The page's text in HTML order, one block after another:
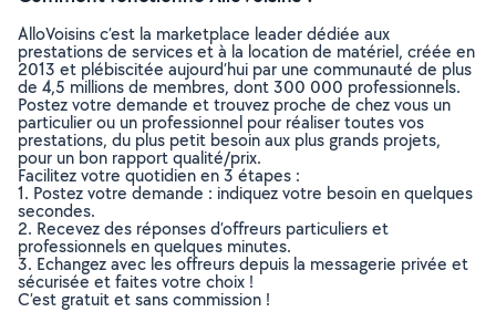
AlloVoisins c’est la marketplace leader dédiée aux
prestations de services et à la location de matériel, créée en
2013 et plébiscitée aujourd’hui par une communauté de plus
de 4,5 millions de membres, dont 300 000 professionnels.
Postez votre demande et trouvez proche de chez vous un
particulier ou un professionnel pour réaliser toutes vos
prestations, du plus petit besoin aux plus grands projets,
pour un bon rapport qualité/prix.
Facilitez votre quotidien en 3 étapes :
1. Postez votre demande : indiquez votre besoin en quelques
secondes.
2. Recevez des réponses d’offreurs particuliers et
professionnels en quelques minutes.
3. Echangez avec les offreurs depuis la messagerie privée et
sécurisée et faites votre choix !
C’est gratuit et sans commission !